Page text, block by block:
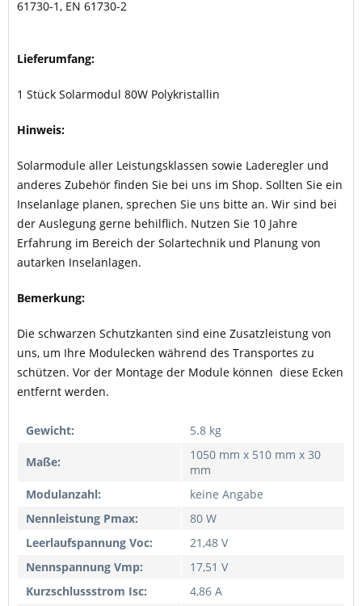
61730-1, EN 61730-2
Lieferumfang:
1 Stück Solarmodul 80W Polykristallin
Hinweis:
Solarmodule aller Leistungsklassen sowie Laderegler und
anderes Zubehör finden Sie bei uns im Shop. Sollten Sie ein
Inselanlage planen, sprechen Sie uns bitte an. Wir sind bei
der Auslegung gerne behilflich. Nutzen Sie 10 Jahre
Erfahrung im Bereich der Solartechnik und Planung von
autarken Inselanlagen.
Bemerkung:
Die schwarzen Schutzkanten sind eine Zusatzleistung von
uns, um Ihre Modulecken während des Transportes zu
schützen. Vor der Montage der Module können diese Ecken
entfernt werden.
Gewicht: 5.8 kg
Maße:
1050 mm x 510 mm x 30
mm
Modulanzahl:
keine Angabe
Nennleistung Pmax:
80 W
Leerlaufspannung Voc:
21,48 V
Nennspannung Vmp:
17,51 V
Kurzschlussstrom Isc:
4,86 A